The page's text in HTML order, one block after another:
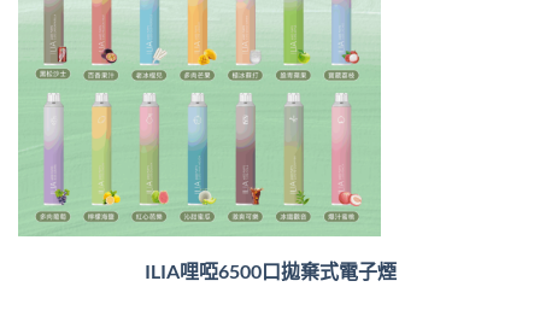
ILIA哩啞6500口拋棄式電子煙